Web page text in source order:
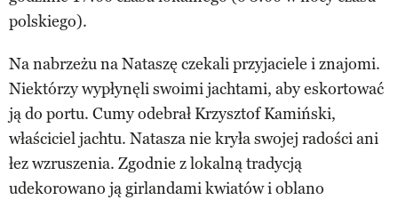
polskiego).
Na nabrzeżu na Nataszę czekali przyjaciele i znajomi.
Niektórzy wypłynęli swoimi jachtami, aby eskortować
ją do portu. Cumy odebrał Krzysztof Kamiński,
właściciel jachtu. Natasza nie kryła swojej radości ani
łez wzruszenia. Zgodnie z lokalną tradycją
udekorowano ją girlandami kwiatów i oblano